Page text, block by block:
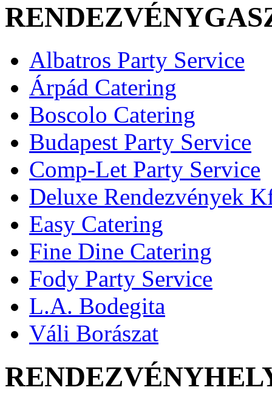
Albatros Party Service
Árpád Catering
Boscolo Catering
Budapest Party Service
Comp-Let Party Service
Deluxe Rendezvények
Easy Catering
Fine Dine Catering
Fody Party Service
L.A. Bodegita
Váli Borászat